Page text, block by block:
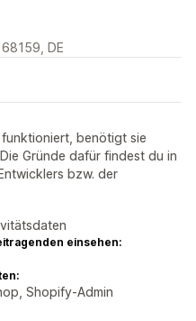
DE
funktioniert, benötigt sie
Gründe dafür findest du in
bzw. der
einsehen:
Shopify-Admin